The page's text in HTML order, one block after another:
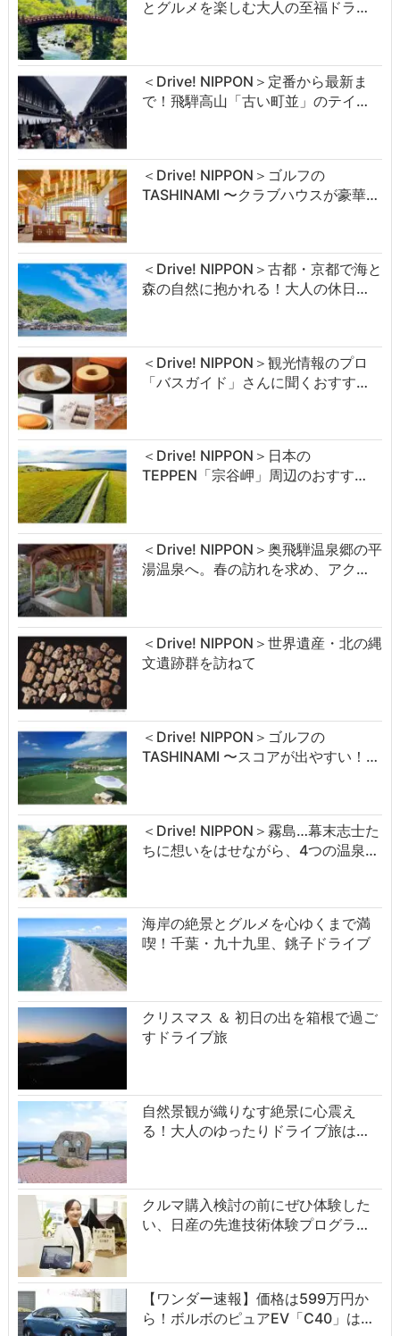
とグルメを楽しむ大人の至福ドラ…
＜Drive! NIPPON＞定番から最新ま
で！飛騨高山「古い町並」のテイ…
＜Drive! NIPPON＞ゴルフの
TASHINAMI 〜クラブハウスが豪華…
＜Drive! NIPPON＞古都・京都で海と
森の自然に抱かれる！大人の休日…
＜Drive! NIPPON＞観光情報のプロ
「バスガイド」さんに聞くおすす…
＜Drive! NIPPON＞日本の
TEPPEN「宗谷岬」周辺のおすす…
＜Drive! NIPPON＞奥飛騨温泉郷の平
湯温泉へ。春の訪れを求め、アク…
＜Drive! NIPPON＞世界遺産・北の縄
文遺跡群を訪ねて
＜Drive! NIPPON＞ゴルフの
TASHINAMI 〜スコアが出やすい！…
＜Drive! NIPPON＞霧島…幕末志士た
ちに想いをはせながら、4つの温泉…
海岸の絶景とグルメを心ゆくまで満
喫！千葉・九十九里、銚子ドライブ
クリスマス ＆ 初日の出を箱根で過ご
すドライブ旅
自然景観が織りなす絶景に心震え
る！大人のゆったりドライブ旅は…
クルマ購入検討の前にぜひ体験した
い、日産の先進技術体験プログラ…
【ワンダー速報】価格は599万円か
ら！ボルボのピュアEV「C40」は…